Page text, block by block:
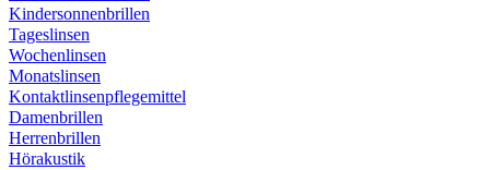
Kindersonnenbrillen
Tageslinsen
Wochenlinsen
Monatslinsen
Kontaktlinsenpflegemittel
Damenbrillen
Herrenbrillen
Hörakustik